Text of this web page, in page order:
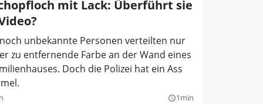
mit Lack: Überführt sie
unbekannte Personen verteilten nur
zu entfernende Farbe an der Wand eines
Doch die Polizei hat ein Ass
query_builder1min